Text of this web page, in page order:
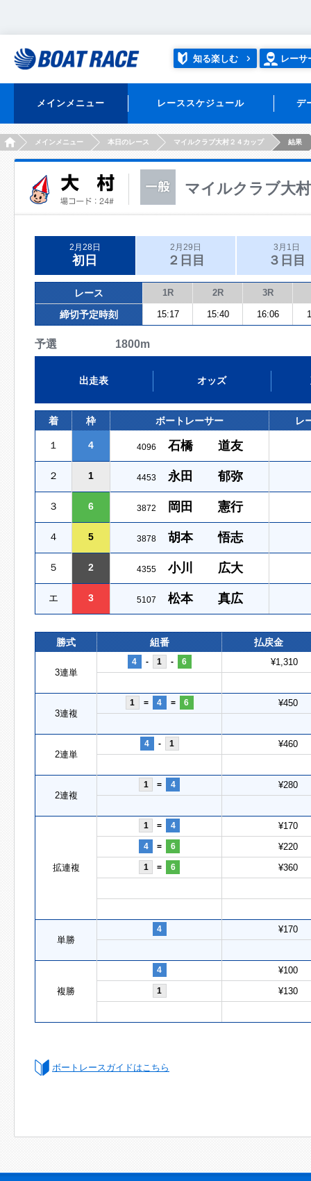
知る楽しむ レーサ
メインメニュー レーススケジュール デ
HOMEメインメニュー 本日のレース マイルクラブ大村２４カップ 結果
マイルクラブ大
2月28日
初日
2月29日
２日目
3月1日
３日目
レース 1R 2R 3R
締切予定時刻 15:17 15:40 16:06
予選 1800m
出走表 オッズ
着 枠 ボートレーサー レ
１ 4 4096 石橋 道友
２ 1 4453 永田 郁弥
３ 6 3872 岡田 憲行
４ 5 3878 胡本 悟志
５ 2 4355 小川 広大
エ 3 5107 松本 真広
勝式 組番 払戻金
3連単
4 - 1 - 6 ¥1,310
3連複
1 = 4 = 6 ¥450
2連単
4 - 1 ¥460
2連複
1 = 4 ¥280
拡連複
1 = 4 ¥170
4 = 6 ¥220
1 = 6 ¥360
単勝
4 ¥170
複勝
4 ¥100
1 ¥130
ボートレースガイドはこちら